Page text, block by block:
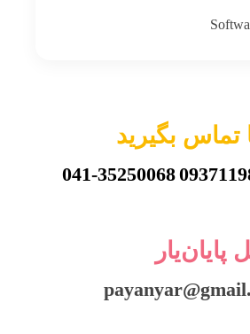
تماس بگیرید
041-35250068
پایان‌یار